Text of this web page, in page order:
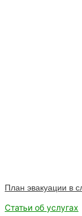
План эвакуации в
Статьи об услугах